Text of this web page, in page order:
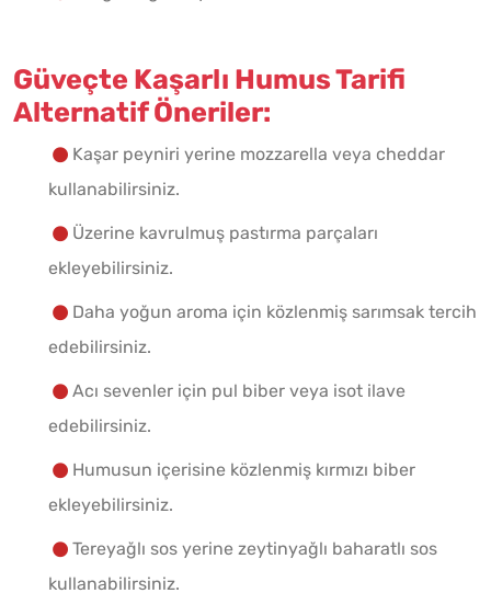
Güveçte Kaşarlı Humus Tarifi
Alternatif Öneriler:
Kaşar peyniri yerine mozzarella veya cheddar
kullanabilirsiniz.
Üzerine kavrulmuş pastırma parçaları
ekleyebilirsiniz.
Daha yoğun aroma için közlenmiş sarımsak tercih
edebilirsiniz.
Acı sevenler için pul biber veya isot ilave
edebilirsiniz.
Humusun içerisine közlenmiş kırmızı biber
ekleyebilirsiniz.
Tereyağlı sos yerine zeytinyağlı baharatlı sos
kullanabilirsiniz.